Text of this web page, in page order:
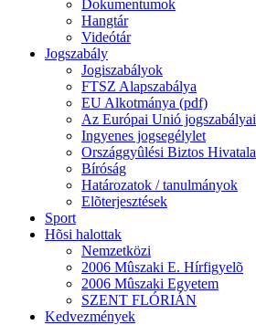
Dokumentumok
Hangtár
Videótár
Jogszabály
Jogiszabályok
FTSZ Alapszabálya
EU Alkotmánya (pdf)
Az Európai Unió jogszabályai
Ingyenes jogsegélylet
Országgyûlési Biztos Hivatala
Bíróság
Határozatok / tanulmányok
Elõterjesztések
Sport
Hõsi halottak
Nemzetközi
2006 Mûszaki E. Hírfigyelõ
2006 Mûszaki Egyetem
SZENT FLÓRIÁN
Kedvezmények